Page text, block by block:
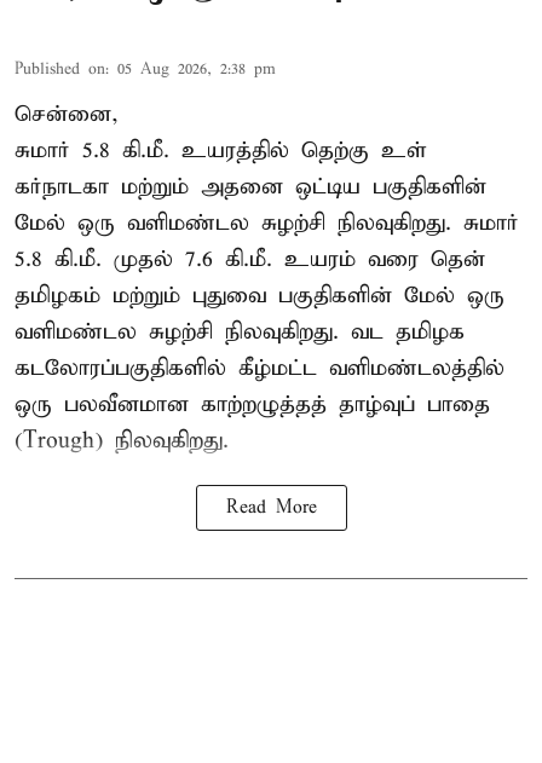
Published on: 05 Aug 2026, 2:38 pm
சென்னை,
சுமார் 5.8 கி.மீ. உயரத்தில் தெற்கு உள்
கர்நாடகா மற்றும் அதனை ஒட்டிய பகுதிகளின்
மேல் ஒரு வளிமண்டல சுழற்சி நிலவுகிறது. சுமார்
5.8 கி.மீ. முதல் 7.6 கி.மீ. உயரம் வரை தென்
தமிழகம் மற்றும் புதுவை பகுதிகளின் மேல் ஒரு
வளிமண்டல சுழற்சி நிலவுகிறது. வட தமிழக
கடலோரப்பகுதிகளில் கீழ்மட்ட வளிமண்டலத்தில்
ஒரு பலவீனமான காற்றழுத்தத் தாழ்வுப் பாதை
(Trough) நிலவுகிறது.
Read More